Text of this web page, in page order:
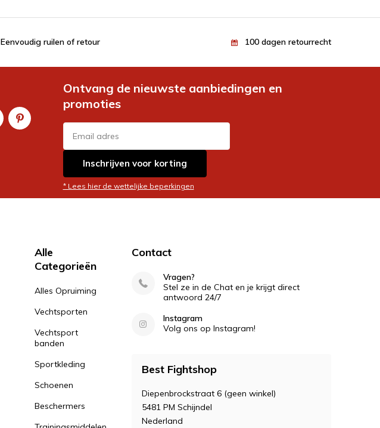
Eenvoudig ruilen of retour 100 dagen retourrecht
Ontvang de nieuwste aanbiedingen en
promoties
Inschrijven voor korting
* Lees hier de wettelijke beperkingen
Alle
Categorieën
Alles Opruiming
Vechtsporten
Vechtsport
banden
Sportkleding
Schoenen
Beschermers
Contact
Vragen?
Stel ze in de Chat en je krijgt direct
antwoord 24/7
Instagram
Volg ons op Instagram!
Best Fightshop
Diepenbrockstraat 6 (geen winkel)
5481 PM Schijndel
Nederland